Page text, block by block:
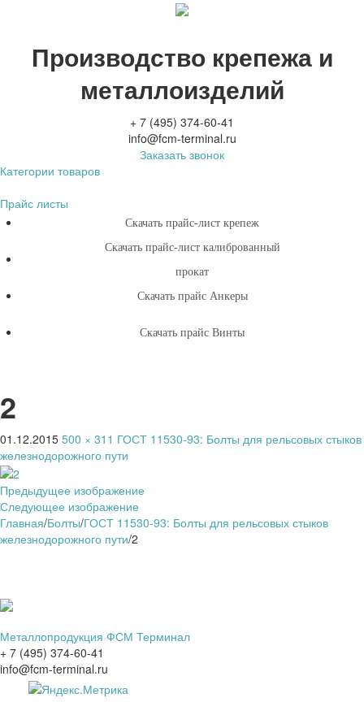
Производство крепежа и
металлоизделий
+ 7 (495) 374-60-41
info@fcm-terminal.ru
Заказать звонок
Категории товаров
Прайс листы
Скачать прайс-лист крепеж
Скачать прайс-лист калиброванный
прокат
Скачать прайс Анкеры
Скачать прайс Винты
2
01.12.2015 500 × 311 ГОСТ 11530-93: Болты для рельсовых стыков
железнодорожного пути
Предыдущее изображение
Следующее изображение
Главная/Болты/ГОСТ 11530-93: Болты для рельсовых стыков
железнодорожного пути/2
Металлопродукция ФСМ Терминал
+ 7 (495) 374-60-41
info@fcm-terminal.ru